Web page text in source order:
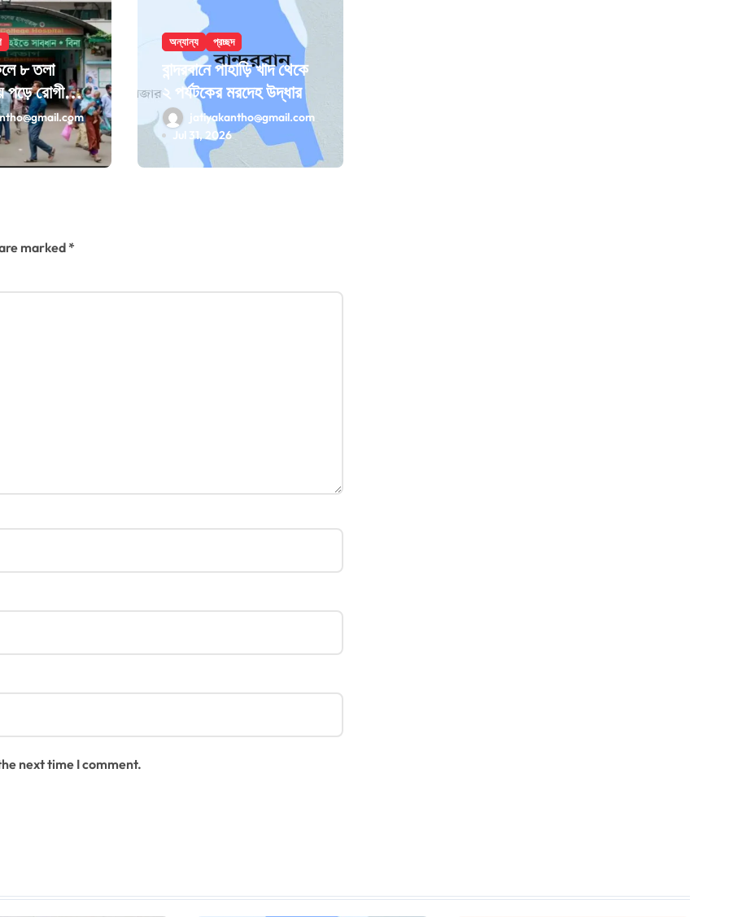
৮ তলা
পড়ে রোগীর
অন্যান্য প্রচ্ছদ
বান্দরবানে পাহাড়ি খাদ থেকে
২ পর্যটকের মরদেহ উদ্ধার
jatiyakantho@gmail.com
Jul 31, 2026
marked*
next time I comment.